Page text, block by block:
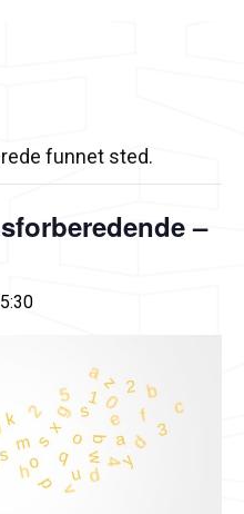
funnet sted.
–